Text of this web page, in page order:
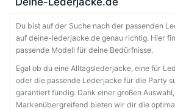
Du bist auf der Suche nach der passenden
auf deine-lederjacke.de genau richtig. Hier
passende Modell für deine Bedürfnisse.
Egal ob du eine Alltagslederjacke, eine für
oder die passende Lederjacke für die Party
garantiert fündig. Dank einer großen
Markenübergreifend bieten wir dir die